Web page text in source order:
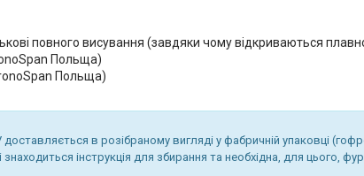
повного висування (завдяки чому відкриваються
Польща)
Польща)
доставляється в розібраному вигляді у фабричній упаковці
інструкція для збирання та необхідна, для цього,